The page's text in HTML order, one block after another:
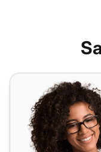
Integracija Gmaila